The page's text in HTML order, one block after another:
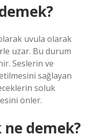
uvula olarak
uzar. Bu durum
Seslerin ve
sağlayan
soluk
önler.
demek?